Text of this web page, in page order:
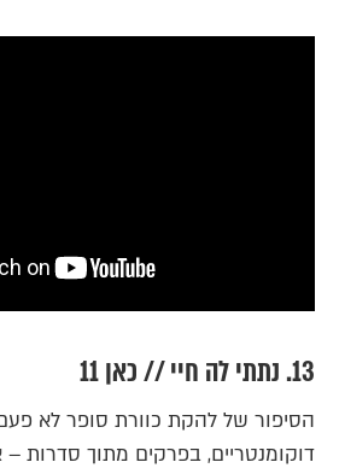
13. נתתי לה חיי // כאן 11
הסיפור של להקת כוורת סופר לא
דוקומנטריים, בפרקים מתוך סדרות